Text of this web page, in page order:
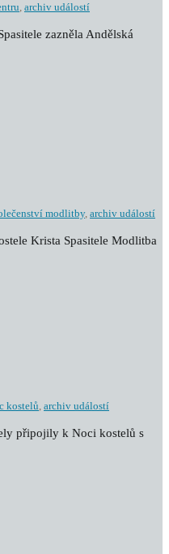
, archiv událostí
zazněla Andělská
modlitby, archiv událostí
Krista Spasitele Modlitba
kostelů, archiv událostí
připojily k Noci kostelů s